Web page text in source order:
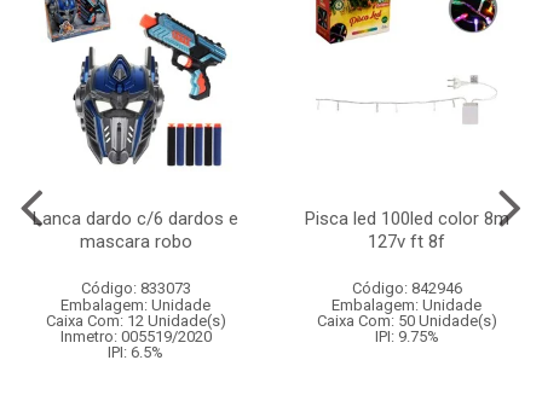
Lanca dardo c/6 dardos e
mascara robo
Código: 833073
Embalagem: Unidade
Caixa Com: 12 Unidade(s)
Inmetro: 005519/2020
IPI: 6.5%
Pisca led 100led color 8m
127v ft 8f
Código: 842946
Embalagem: Unidade
Caixa Com: 50 Unidade(s)
IPI: 9.75%